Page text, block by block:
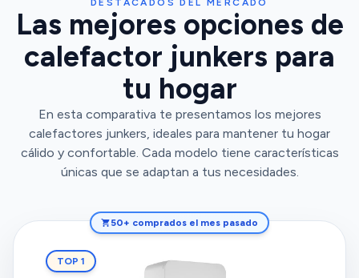
DESTACADOS DEL MERCADO
Las mejores opciones de
calefactor junkers para
tu hogar
En esta comparativa te presentamos los mejores
calefactores junkers, ideales para mantener tu hogar
cálido y confortable. Cada modelo tiene características
únicas que se adaptan a tus necesidades.
50+ comprados el mes pasado
TOP 1